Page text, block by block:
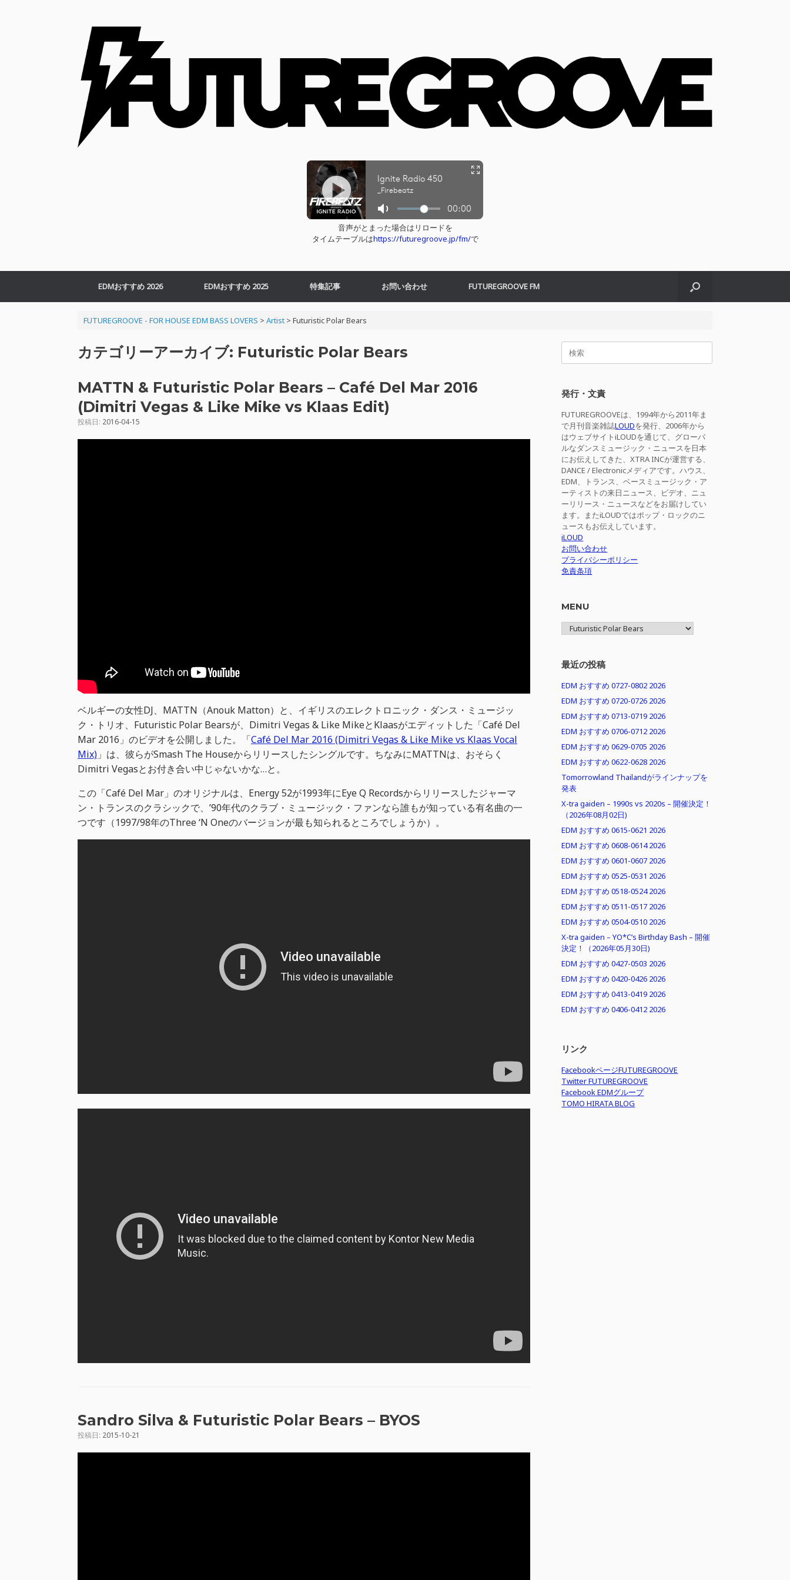
音声がとまった場合はリロードを
タイムテーブルはhttps://futuregroove.jp/fm/で
EDMおすすめ 2026 EDMおすすめ 2025 特集記事 お問い合わせ FUTUREGROOVE FM
FUTUREGROOVE - FOR HOUSE EDM BASS LOVERS > Artist> Futuristic Polar Bears
カテゴリーアーカイブ: Futuristic Polar Bears
MATTN & Futuristic Polar Bears – Café Del Mar 2016
(Dimitri Vegas & Like Mike vs Klaas Edit)
投稿日: 2016-04-15
ベルギーの女性DJ、MATTN（Anouk Matton）と、イギリスのエレクトロニック・ダンス・ミュージッ
ク・トリオ、Futuristic Polar Bearsが、Dimitri Vegas & Like MikeとKlaasがエディットした「Café Del
Mar 2016」のビデオを公開しました。「Café Del Mar 2016 (Dimitri Vegas & Like Mike vs Klaas Vocal
Mix) 」は、彼らがSmash The Houseからリリースしたシングルです。ちなみにMATTNは、おそらく
Dimitri Vegasとお付き合い中じゃないかな…と。
この「Café Del Mar」のオリジナルは、Energy 52が1993年にEye Q Recordsからリリースしたジャーマ
ン・トランスのクラシックで、’90年代のクラブ・ミュージック・ファンなら誰もが知っている有名曲の一
つです（1997/98年のThree ‘N Oneのバージョンが最も知られるところでしょうか）。
Sandro Silva & Futuristic Polar Bears – BYOS
投稿日: 2015-10-21
検
発行・文責
FUTUREGROOVEは、1994年から2011年ま
で月刊音楽雑誌LOUDを発行、2006年から
はウェブサイトiLOUDを通じて、グローバ
ルなダンスミュージック・ニュースを日本
にお伝えしてきた、XTRA INCが運営する、
DANCE / Electronicメディアです。ハウス、
EDM、トランス、ベースミュージック・ア
ーティストの来日ニュース、ビデオ、ニュ
ーリリース・ニュースなどをお届けしてい
ます。またiLOUDではポップ・ロックのニ
ュースもお伝えしています。
iLOUD
お問い合わせ
プライバシーポリシー
免責条項
MENU
MENU
最近の投稿
EDM おすすめ 0727-0802 2026
EDM おすすめ 0720-0726 2026
EDM おすすめ 0713-0719 2026
EDM おすすめ 0706-0712 2026
EDM おすすめ 0629-0705 2026
EDM おすすめ 0622-0628 2026
Tomorrowland Thailandがラインナップを
発表
X-tra gaiden – 1990s vs 2020s – 開催決定！
（2026年08月02日)
EDM おすすめ 0615-0621 2026
EDM おすすめ 0608-0614 2026
EDM おすすめ 0601-0607 2026
EDM おすすめ 0525-0531 2026
EDM おすすめ 0518-0524 2026
EDM おすすめ 0511-0517 2026
EDM おすすめ 0504-0510 2026
X-tra gaiden – YO*C’s Birthday Bash – 開催
決定！（2026年05月30日)
EDM おすすめ 0427-0503 2026
EDM おすすめ 0420-0426 2026
EDM おすすめ 0413-0419 2026
EDM おすすめ 0406-0412 2026
リンク
FacebookページFUTUREGROOVE
Twitter FUTUREGROOVE
Facebook EDMグループ
TOMO HIRATA BLOG